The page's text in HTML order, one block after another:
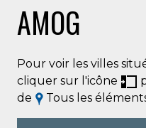
AMOG
Pour voir les villes
cliquer sur l'icône
de
Tous les